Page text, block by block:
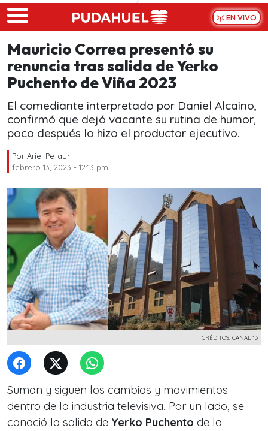
Skip to main content
EN VIVO
Mauricio Correa presentó su
renuncia tras salida de Yerko
Puchento de Viña 2023
El comediante interpretado por Daniel Alcaíno,
confirmó que dejó vacante su rutina de humor,
poco después lo hizo el productor ejecutivo.
Por Ariel Pefaur
febrero 13, 2023 - 12:13 pm
CRÉDITOS: CANAL 13
Suman y siguen los cambios y movimientos
dentro de la industria televisiva. Por un lado, se
conoció la salida de Yerko Puchento de la